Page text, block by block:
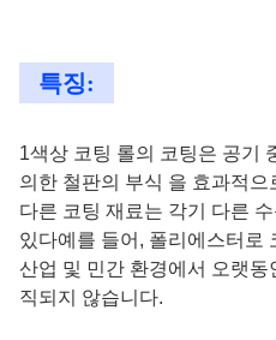
특징:
1색상 코팅 롤의 코팅은 공기
의한 철판의 부식 을 효과적으
다른 코팅 재료는 각기 다른
있다예를 들어, 폴리에스터로
산업 및 민간 환경에서 오랫동
직되지 않습니다.